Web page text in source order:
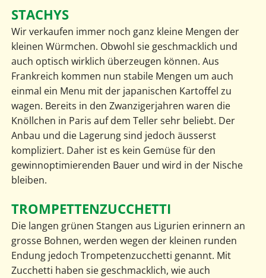
STACHYS
Wir verkaufen immer noch ganz kleine Mengen der
kleinen Würmchen. Obwohl sie geschmacklich und
auch optisch wirklich überzeugen können. Aus
Frankreich kommen nun stabile Mengen um auch
einmal ein Menu mit der japanischen Kartoffel zu
wagen. Bereits in den Zwanzigerjahren waren die
Knöllchen in Paris auf dem Teller sehr beliebt. Der
Anbau und die Lagerung sind jedoch äusserst
kompliziert. Daher ist es kein Gemüse für den
gewinnoptimierenden Bauer und wird in der Nische
bleiben.
TROMPETTENZUCCHETTI
Die langen grünen Stangen aus Ligurien erinnern an
grosse Bohnen, werden wegen der kleinen runden
Endung jedoch Trompetenzucchetti genannt. Mit
Zucchetti haben sie geschmacklich, wie auch